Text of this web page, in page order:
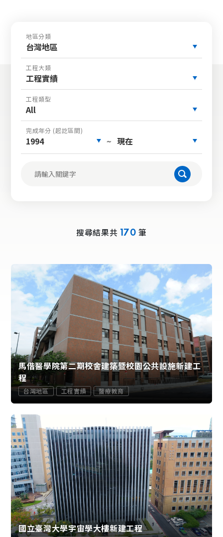
地區分類
台灣地區
工程大類
工程實績
工程類型
All
完成年分 (起訖區間)
1994 ~ 現在
搜尋結果共 170 筆
馬偕醫學院第二期校舍建築暨校園公共設施新建工
程
台灣地區 工程實績 醫療教育
國立臺灣大學宇宙學大樓新建工程